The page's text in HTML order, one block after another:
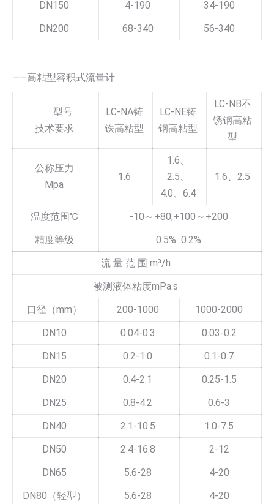
DN150 4-190
34-190
DN200
68-340 56-340
——高粘型容积式流量计
型号
技术要求
LC-NA铸
铁高粘型
LC-NE铸
钢高粘型
LC-NB不
锈钢高粘
型
公称压力
Mpa
1.6
1.6、
2.5、
4.0、6.4
1.6、2.5
温度范围℃
-10～+80;+100～+200
精度等级
0.5% 0.2%
流 量 范 围 m³/h
被测液体粘度mPa.s
口径（mm）
200-1000
1000-2000
DN10
0.04-0.3
0.03-0.2
DN15
0.2-1.0
0.1-0.7
DN20
0.4-2.1
0.25-1.5
DN25
0.8-4.2
0.6-3
DN40
2.1-10.5
1.0-7.5
DN50
2.4-16.8
2-12
DN65
5.6-28
4-20
DN80（轻型）
5.6-28
4-20